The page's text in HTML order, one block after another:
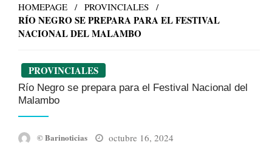
HOMEPAGE PROVINCIALES
RÍO NEGRO SE PREPARA PARA EL FESTIVAL
NACIONAL DEL MALAMBO
PROVINCIALES
Río Negro se prepara para el Festival Nacional del
Malambo
© Barinoticias
Posted
octubre 16, 2024